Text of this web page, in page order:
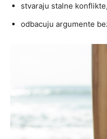
stvaraju stalne konflikte,
odbacuju argumente